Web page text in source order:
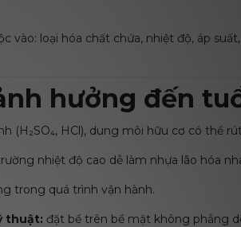
vào: loại hóa chất chứa, nhiệt độ, áp
hưởng đến
(H₂SO₄, HCl), dung môi hữu cơ có thể
nhiệt độ cao dễ làm nhựa lão hóa
trong quá trình vận hành.
thuật: đặt bể trên bề mặt không phẳng